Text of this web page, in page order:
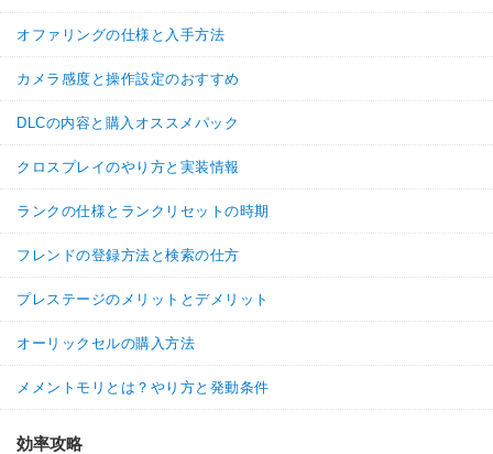
オファリングの仕様と入手方法
カメラ感度と操作設定のおすすめ
DLCの内容と購入オススメパック
クロスプレイのやり方と実装情報
ランクの仕様とランクリセットの時期
フレンドの登録方法と検索の仕方
プレステージのメリットとデメリット
オーリックセルの購入方法
メメントモリとは？やり方と発動条件
効率攻略